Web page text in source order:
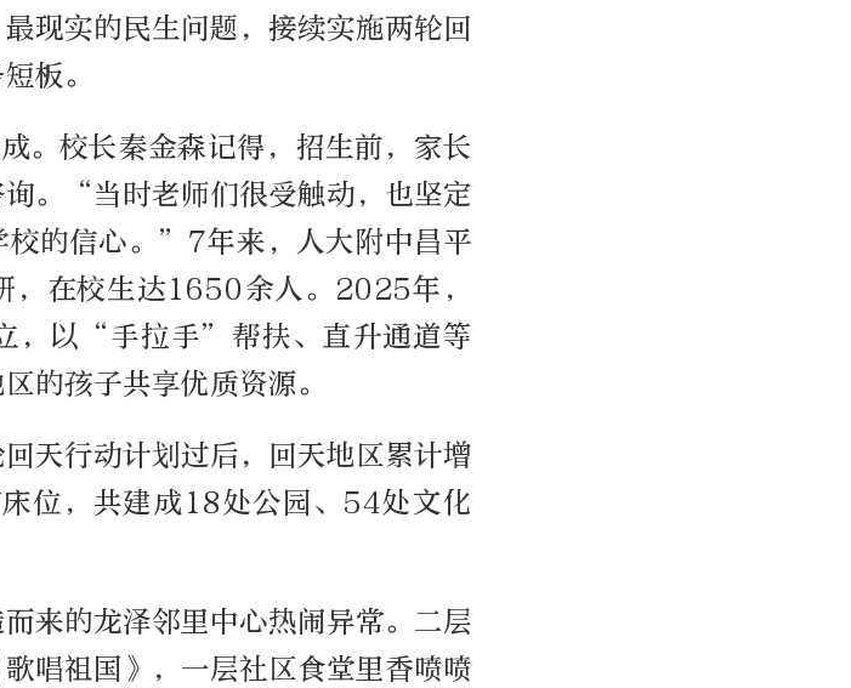
现实的民生问题，接续实施两轮回
板。
。校长秦金森记得，招生前，家长
。“当时老师们很受触动，也坚定
校的信心。”7年来，人大附中昌平
，在校生达1650余人。2025年，
，以“手拉手”帮扶、直升通道等
的孩子共享优质资源。
天行动计划过后，回天地区累计增
位，共建成18处公园、54处文化
来的龙泽邻里中心热闹异常。二层
唱祖国》，一层社区食堂里香喷喷